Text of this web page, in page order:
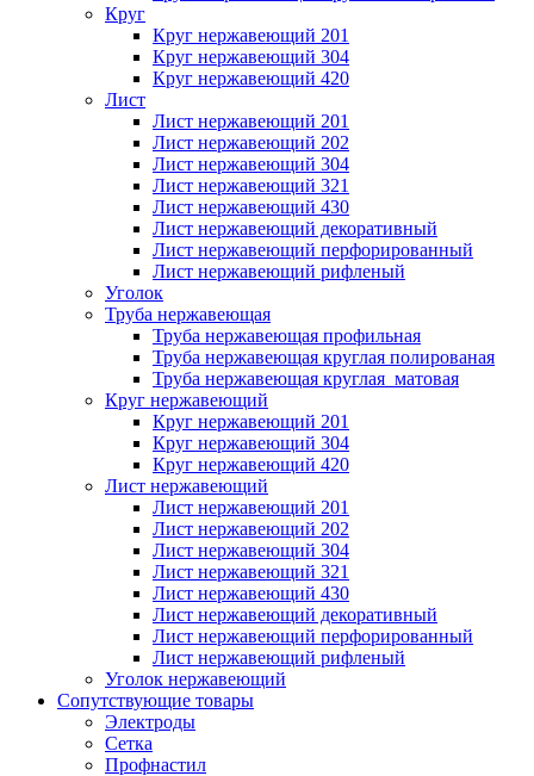
Круг
Круг нержавеющий 201
Круг нержавеющий 304
Круг нержавеющий 420
Лист
Лист нержавеющий 201
Лист нержавеющий 202
Лист нержавеющий 304
Лист нержавеющий 321
Лист нержавеющий 430
Лист нержавеющий декоративный
Лист нержавеющий перфорированный
Лист нержавеющий рифленый
Уголок
Труба нержавеющая
Труба нержавеющая профильная
Труба нержавеющая круглая полированая
Труба нержавеющая круглая матовая
Круг нержавеющий
Круг нержавеющий 201
Круг нержавеющий 304
Круг нержавеющий 420
Лист нержавеющий
Лист нержавеющий 201
Лист нержавеющий 202
Лист нержавеющий 304
Лист нержавеющий 321
Лист нержавеющий 430
Лист нержавеющий декоративный
Лист нержавеющий перфорированный
Лист нержавеющий рифленый
Уголок нержавеющий
Cопутствующие товары
Электроды
Сетка
Профнастил